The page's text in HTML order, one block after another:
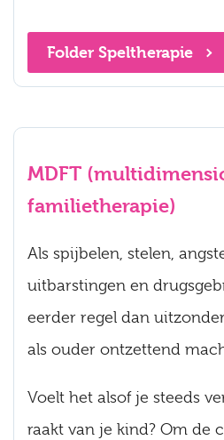
Folder Speltherapie
MDFT
familietherapie)
Als spijbelen, stelen,
uitbarstingen en
eerder regel dan
als ouder ontzettend
Voelt het alsof je steeds
raakt van je kind? Om de